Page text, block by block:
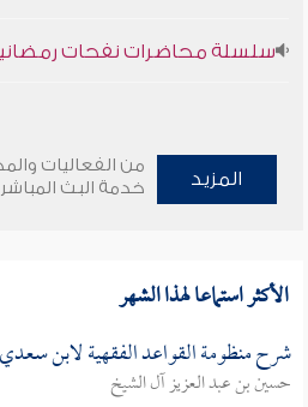
سلسلة محاضرات نفحات رمضانية
المزيد
من الفعاليات
خدمة البث المباشر
الأكثر استماعا لهذا الشهر
شرح منظومة القواعد الفقهية لابن سعدي 3
حسين بن عبد العزيز آل الشيخ